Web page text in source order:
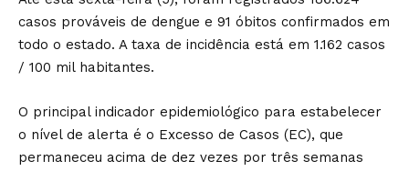
casos prováveis de dengue e 91 óbitos confirmados em
todo o estado. A taxa de incidência está em 1.162 casos
/ 100 mil habitantes.
O principal indicador epidemiológico para estabelecer
o nível de alerta é o Excesso de Casos (EC), que
permaneceu acima de dez vezes por três semanas